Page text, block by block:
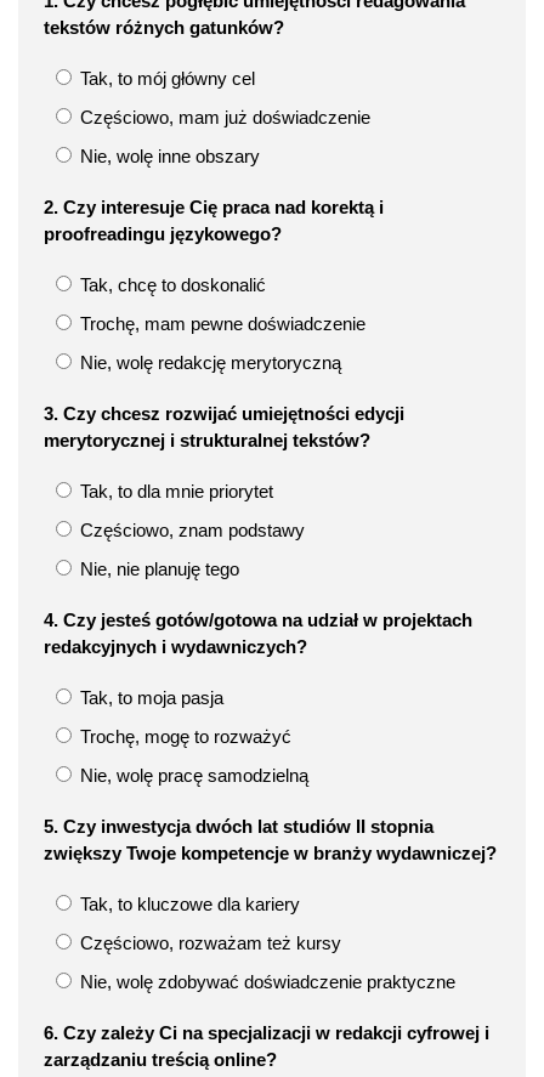
tekstów różnych gatunków?
Tak, to mój główny cel
Częściowo, mam już doświadczenie
Nie, wolę inne obszary
2. Czy interesuje Cię praca nad korektą i
proofreadingu językowego?
Tak, chcę to doskonalić
Trochę, mam pewne doświadczenie
Nie, wolę redakcję merytoryczną
3. Czy chcesz rozwijać umiejętności edycji
merytorycznej i strukturalnej tekstów?
Tak, to dla mnie priorytet
Częściowo, znam podstawy
Nie, nie planuję tego
4. Czy jesteś gotów/gotowa na udział w projektach
redakcyjnych i wydawniczych?
Tak, to moja pasja
Trochę, mogę to rozważyć
Nie, wolę pracę samodzielną
5. Czy inwestycja dwóch lat studiów II stopnia
zwiększy Twoje kompetencje w branży wydawniczej?
Tak, to kluczowe dla kariery
Częściowo, rozważam też kursy
Nie, wolę zdobywać doświadczenie praktyczne
6. Czy zależy Ci na specjalizacji w redakcji cyfrowej i
zarządzaniu treścią online?